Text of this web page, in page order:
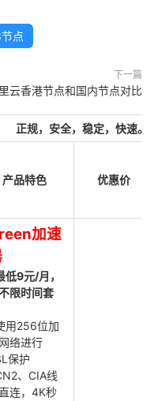
点
下一篇
云香港节点和国内节点对比
正规，安全，稳定，快速。
产品特色 优惠价
加速
低9元/月，
限时间套
用256位加
络进行
保护
、CIA线
连，4K秒